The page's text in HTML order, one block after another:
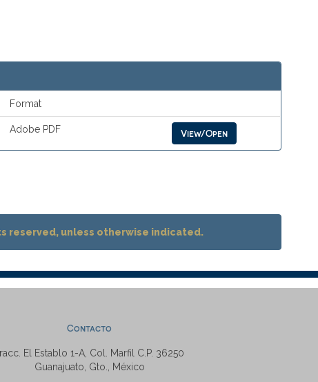
Format
Adobe PDF View/Open
reserved, unless otherwise indicated.
Contacto
El Establo 1-A, Col. Marfil C.P. 36250
Guanajuato, Gto., México